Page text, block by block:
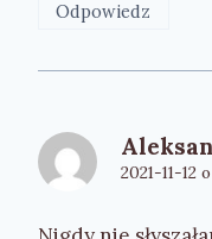
Odpowiedz
2021-11-12